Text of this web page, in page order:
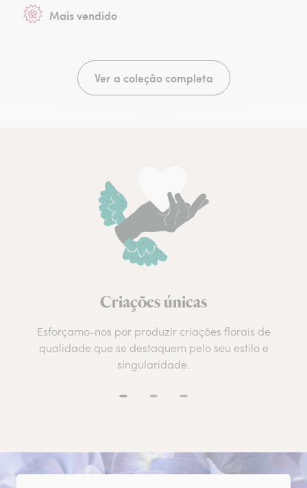
Mais vendido
Ver a coleção completa
Criações únicas
Esforçamo-nos por produzir criações florais de
qualidade que se destaquem pelo seu estilo e
singularidade.